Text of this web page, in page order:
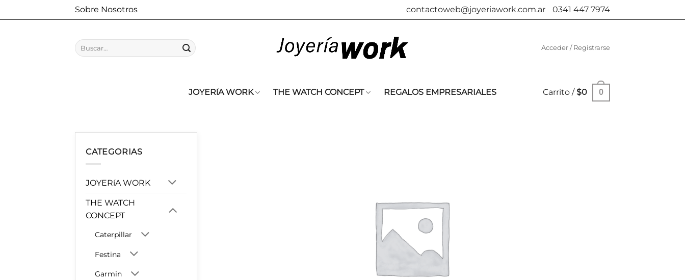
al
Sobre Nosotros contactoweb@joyeriawork.com.ar 0341 447 7974
Buscar
por:
Acceder / Registrarse
JOYERíA WORK THE WATCH CONCEPT REGALOS EMPRESARIALES Carrito /$0 0
CATEGORIAS
JOYERíA WORK
THE WATCH
CONCEPT
Caterpillar
Festina
Garmin